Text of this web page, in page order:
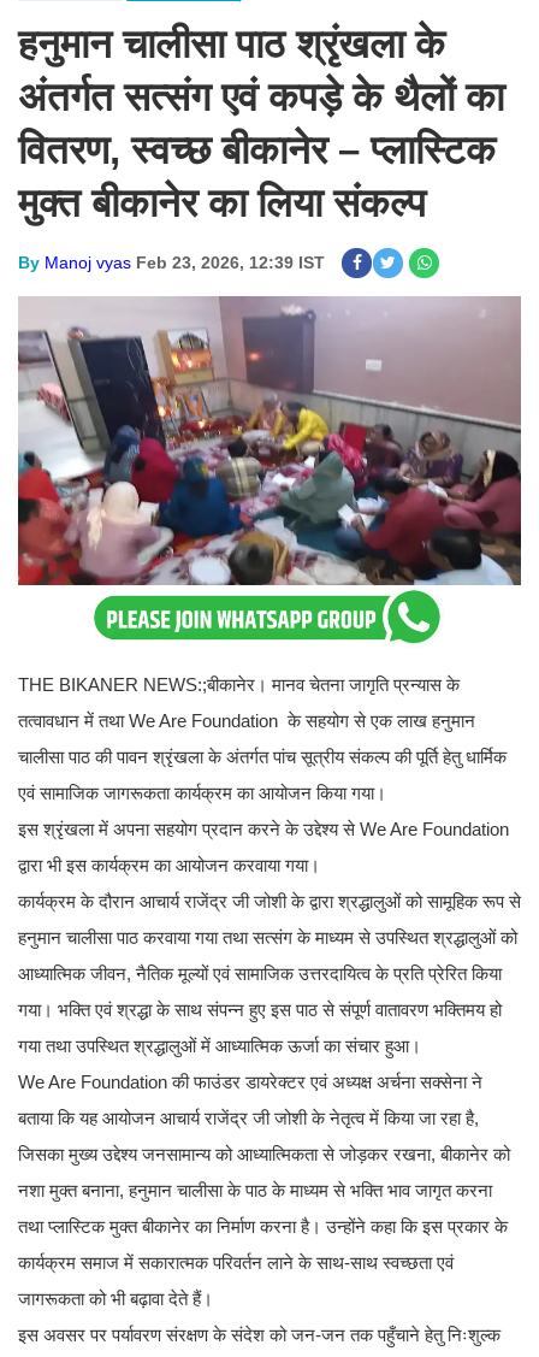
हनुमान चालीसा पाठ श्रृंखला के
अंतर्गत सत्संग एवं कपड़े के थैलों का
वितरण, स्वच्छ बीकानेर – प्लास्टिक
मुक्त बीकानेर का लिया संकल्प
By Manoj vyas Feb 23, 2026, 12:39 IST
THE BIKANER NEWS:;बीकानेर। मानव चेतना जागृति प्रन्यास के
तत्वावधान में तथा We Are Foundation के सहयोग से एक लाख हनुमान
चालीसा पाठ की पावन श्रृंखला के अंतर्गत पांच सूत्रीय संकल्प की पूर्ति हेतु धार्मिक
एवं सामाजिक जागरूकता कार्यक्रम का आयोजन किया गया।
इस श्रृंखला में अपना सहयोग प्रदान करने के उद्देश्य से We Are Foundation
द्वारा भी इस कार्यक्रम का आयोजन करवाया गया।
कार्यक्रम के दौरान आचार्य राजेंद्र जी जोशी के द्वारा श्रद्धालुओं को सामूहिक रूप से
हनुमान चालीसा पाठ करवाया गया तथा सत्संग के माध्यम से उपस्थित श्रद्धालुओं को
आध्यात्मिक जीवन, नैतिक मूल्यों एवं सामाजिक उत्तरदायित्व के प्रति प्रेरित किया
गया। भक्ति एवं श्रद्धा के साथ संपन्न हुए इस पाठ से संपूर्ण वातावरण भक्तिमय हो
गया तथा उपस्थित श्रद्धालुओं में आध्यात्मिक ऊर्जा का संचार हुआ।
We Are Foundation की फाउंडर डायरेक्टर एवं अध्यक्ष अर्चना सक्सेना ने
बताया कि यह आयोजन आचार्य राजेंद्र जी जोशी के नेतृत्व में किया जा रहा है,
जिसका मुख्य उद्देश्य जनसामान्य को आध्यात्मिकता से जोड़कर रखना, बीकानेर को
नशा मुक्त बनाना, हनुमान चालीसा के पाठ के माध्यम से भक्ति भाव जागृत करना
तथा प्लास्टिक मुक्त बीकानेर का निर्माण करना है। उन्होंने कहा कि इस प्रकार के
कार्यक्रम समाज में सकारात्मक परिवर्तन लाने के साथ-साथ स्वच्छता एवं
जागरूकता को भी बढ़ावा देते हैं।
इस अवसर पर पर्यावरण संरक्षण के संदेश को जन-जन तक पहुँचाने हेतु निःशुल्क